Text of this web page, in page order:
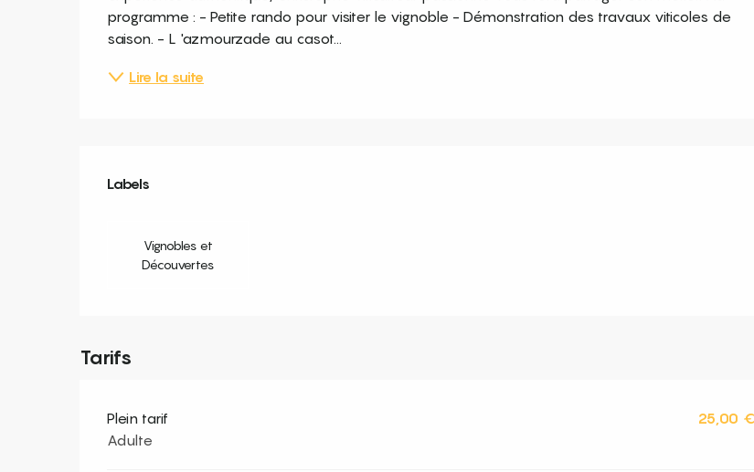
programme : - Petite rando pour visiter le vignoble - Démonstration des travaux viticoles de
saison. - L 'azmourzade au casot...
Lire la suite
Offres de prestations
Labels
Labels
Vignobles et
Découvertes
Tarifs
Plein tarif
Adulte
25,00 €